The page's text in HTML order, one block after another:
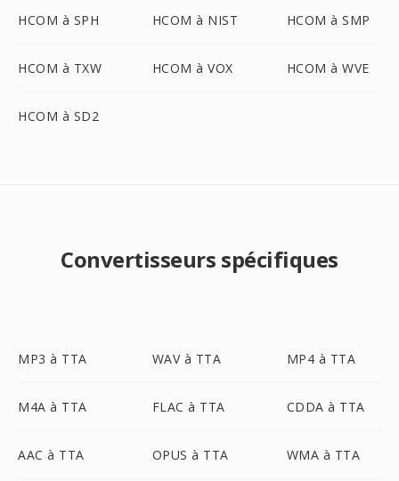
HCOM à SPH HCOM à NIST HCOM à SMP
HCOM à TXW HCOM à VOX HCOM à WVE
HCOM à SD2
Convertisseurs spécifiques
MP3 à TTA WAV à TTA MP4 à TTA
M4A à TTA FLAC à TTA CDDA à TTA
AAC à TTA OPUS à TTA WMA à TTA